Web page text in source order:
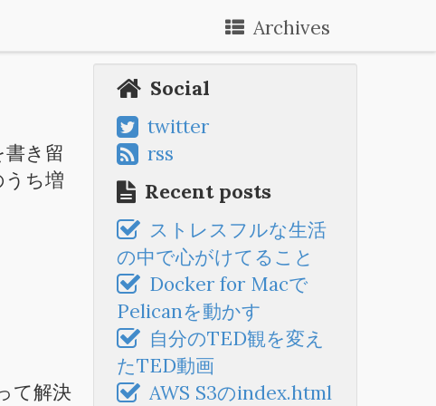
Archives
き留
ち増
て解決
Social
twitter
rss
Recent posts
ストレスフルな生活
の中で心がけてること
Docker for Macで
Pelicanを動かす
自分のTED観を変え
たTED動画
AWS S3のindex.html